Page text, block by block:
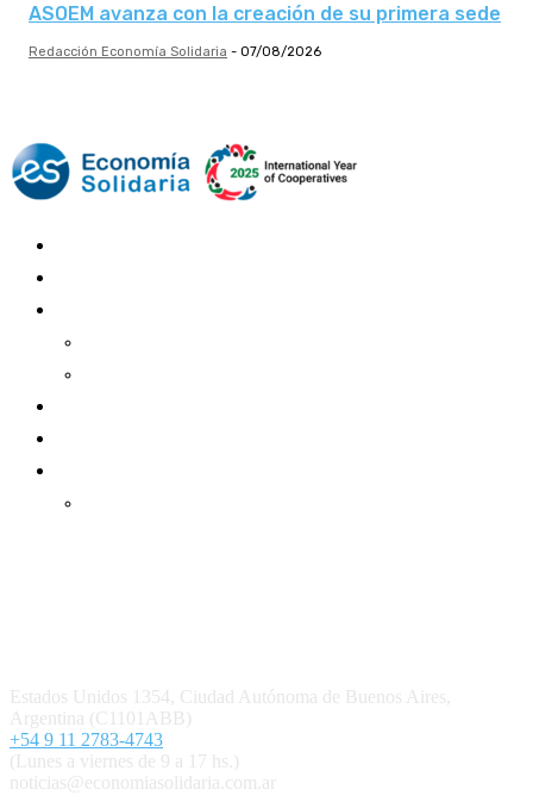
ASOEM avanza con la creación de su primera sede
Redacción Economía Solidaria - 07/08/2026
Estados Unidos 1354, Ciudad Autónoma de Buenos Aires,
Argentina (C1101ABB)
+54 9 11 2783-4743
(Lunes a viernes de 9 a 17 hs.)
noticias@economiasolidaria.com.ar